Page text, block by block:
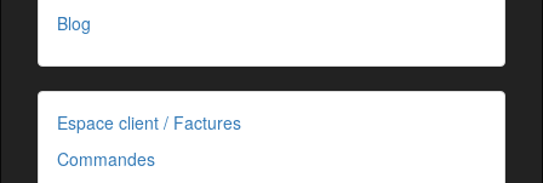
Blog
Espace client / Factures
Commandes